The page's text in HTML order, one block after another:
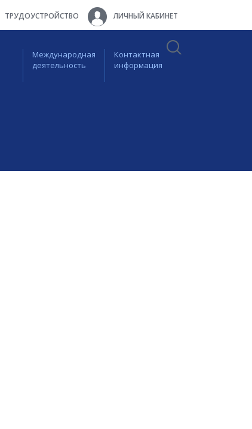
ТРУДОУСТРОЙСТВО ЛИЧНЫЙ КАБИНЕТ
Международная
деятельность
Контактная
информация